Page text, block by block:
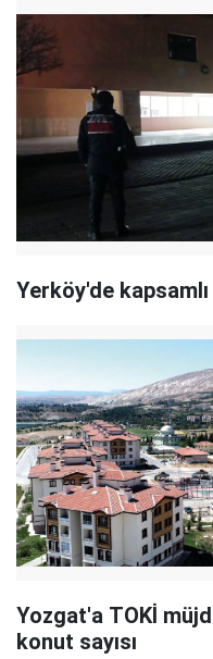
Yerköy'de
Yozgat'a TOKİ
konut sayısı